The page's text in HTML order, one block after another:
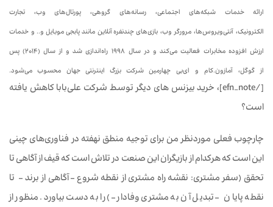
ارائه خدمات شبکه‌های اجتماعی، رسانه‌های گروهی، پورتال‌های وب، تجارت
الکترونیک، آنتی‌ویروس‌ها، مرورگر وب، بازی‌های چندنفره آنلاین مانند پابجی موبایل و.. و خدمات
ارزش افزوده مخابرات فعالیت می‌کند و در سال ۱۹۹۸ راه‌اندازی شد و از سال (۲۰۱۴) پس
از گوگل، آمازون.کام و ای‌بی چهارمین شرکت بزرگ اینترنتی جهان محسوب می‌شود.
[/efn_note]، خرید بیزنس های دیگر توسط شرکت علی‌بابا کاهش یافته
است؟
چارچوب فعلی موردنظر من برای توجیه منطق نهفته در فناوری‌های چینی
این است که هرکدام از بازیگران این صنعت در تلاش است که قیف از آگاهی تا
تحقق (سفر مشتری: نقشه راه مشتری از نقطه شروع – آگاهی از برند – تا
نقطه پایان – تبدیل آن به مشتری وفادار –) را به دست بیاورد. منظور از